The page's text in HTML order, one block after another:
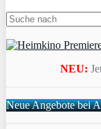
NEU:
Neue Angebote bei